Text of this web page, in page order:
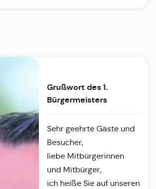
Grußwort des 1.
Bürgermeisters
Sehr geehrte Gäste und
Besucher,
liebe Mitbürgerinnen
und Mitbürger,
ich heiße Sie auf unseren